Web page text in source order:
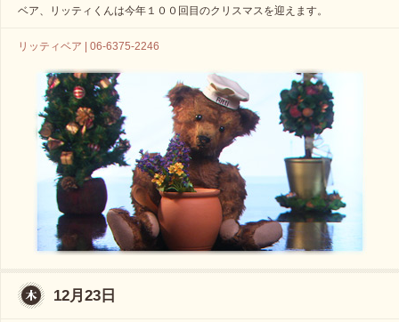
ベア、リッティくんは今年１００回目のクリスマスを迎えます。
リッティベア | 06-6375-2246
12月23日